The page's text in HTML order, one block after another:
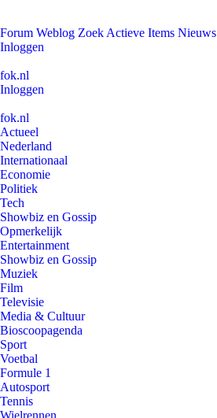
Forum Weblog Zoek Actieve Items Nieuws
Inloggen
fok.nl
Inloggen
fok.nl
Actueel
Nederland
Internationaal
Economie
Politiek
Tech
Showbiz en Gossip
Opmerkelijk
Entertainment
Showbiz en Gossip
Muziek
Film
Televisie
Media & Cultuur
Bioscoopagenda
Sport
Voetbal
Formule 1
Autosport
Tennis
Wielrennen